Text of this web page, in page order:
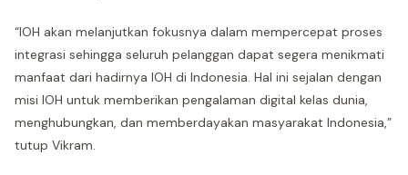
“IOH akan melanjutkan fokusnya dalam mempercepat proses
integrasi sehingga seluruh pelanggan dapat segera menikmati
manfaat dari hadirnya IOH di Indonesia. Hal ini sejalan dengan
misi IOH untuk memberikan pengalaman digital kelas dunia,
menghubungkan, dan memberdayakan masyarakat Indonesia,”
tutup Vikram.